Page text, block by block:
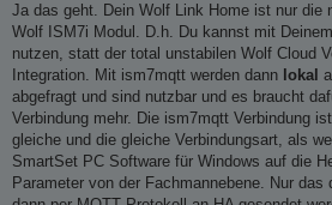
Ja das geht. Dein Wolf Link Home ist nur die
Wolf ISM7i Modul. D.h. Du kannst mit
nutzen, statt der total unstabilen Wolf Cloud
Integration. Mit ism7mqtt werden dann lokal
abgefragt und sind nutzbar und es braucht
Verbindung mehr. Die ism7mqtt Verbindung
gleiche und die gleiche Verbindungsart, als
SmartSet PC Software für Windows auf die
Parameter von der Fachmannebene. Nur